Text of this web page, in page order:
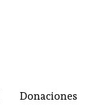
Donaciones